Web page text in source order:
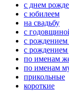
с днем
с юбилеем
на свадьбу
с
с рождением
с рождением
по именам
по именам
прикольные
короткие